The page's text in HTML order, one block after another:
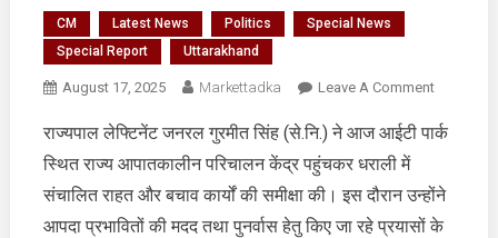
CM Latest News Politics
Special News
Special Report
Uttarakhand
August 17, 2025 Markettadka Leave A CommentOn
में
राहत
और
राज्यपाल लेफ्टिनेंट जनरल गुरमीत सिंह (से.नि.) ने आज आईटी पार्क
स्थित राज्य आपातकालीन परिचालन केंद्र पहुंचकर धराली में
संचालित राहत और बचाव कार्यों की समीक्षा की। इस दौरान उन्होंने
आपदा प्रभावितों की मदद तथा पुनर्वास हेतु किए जा रहे प्रयासों के